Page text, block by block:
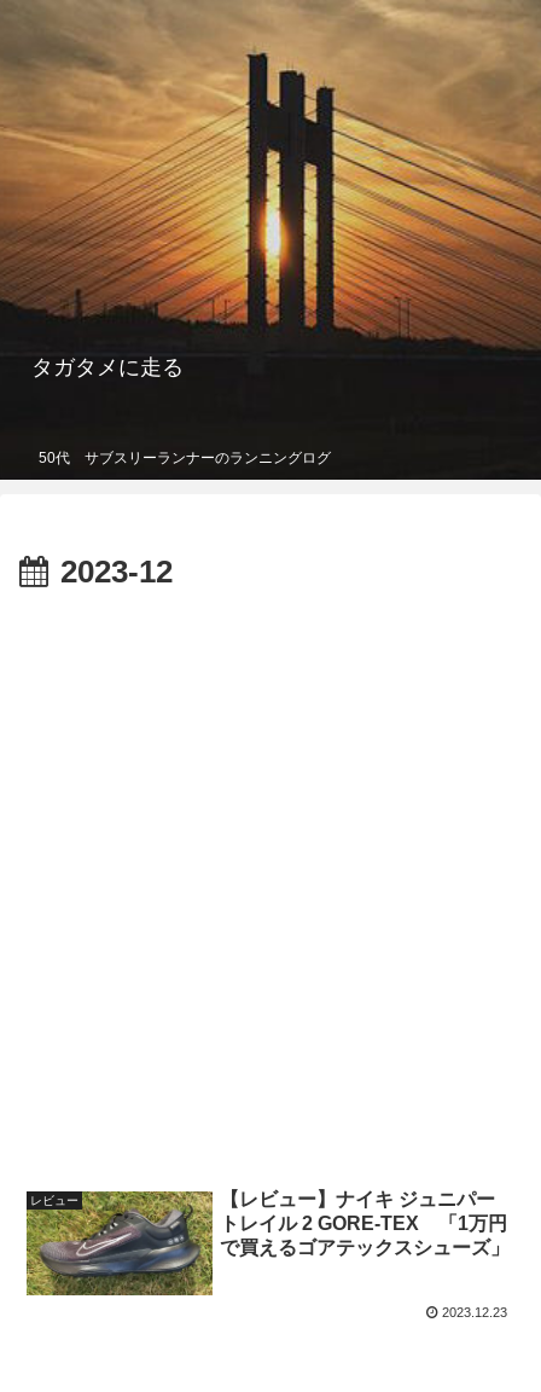
タガタメに走る
50代 サブスリーランナーのランニングログ
2023-12
レビュー
【レビュー】ナイキ ジュニパー
トレイル 2 GORE-TEX 「1万円
で買えるゴアテックスシューズ」
2023.12.23